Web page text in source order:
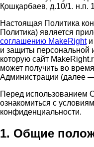
Қошқарбаев, д.10/1. н.п.
Настоящая Политика
Политика) является
соглашению MakeRightи
и защиты персональной
которую сайт
может получить во
Администрации (далее
Перед использованием
ознакомиться с
конфиденциальности.
1. Общие